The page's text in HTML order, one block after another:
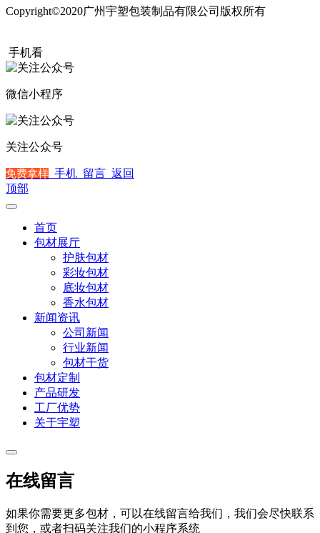
Copyright©2020广州宇塑包装制品有限公司版权所有
手机看
微信小程序
关注公众号
免费拿样 手机 留言 返回
顶部
首页
包材展厅
护肤包材
彩妆包材
底妆包材
香水包材
新闻资讯
公司新闻
行业新闻
包材干货
包材定制
产品研发
工厂优势
关于宇塑
在线留言
如果你需要更多包材，可以在线留言给我们，我们会尽快联系
到您，或者扫码关注我们的小程序系统